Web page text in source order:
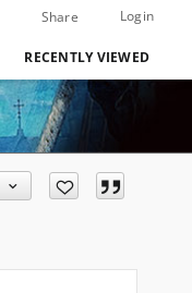
Share Login
RECENTLY VIEWED